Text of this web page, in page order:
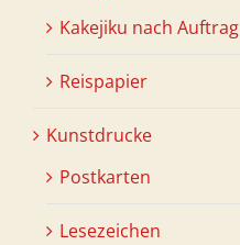
Kakejiku nach Auftrag
Reispapier
Kunstdrucke
Postkarten
Lesezeichen